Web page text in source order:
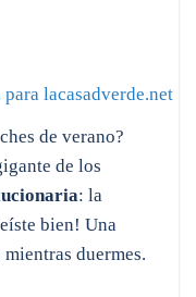
de verano?
de los
: la
bien! Una
duermes.